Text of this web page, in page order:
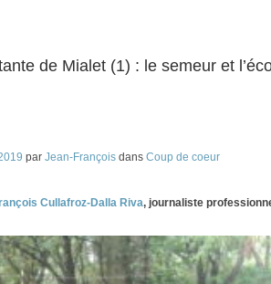
de Mialet (1) : le semeur et
par Jean-François dans Coup de coeur
Cullafroz-Dalla Riva, journaliste